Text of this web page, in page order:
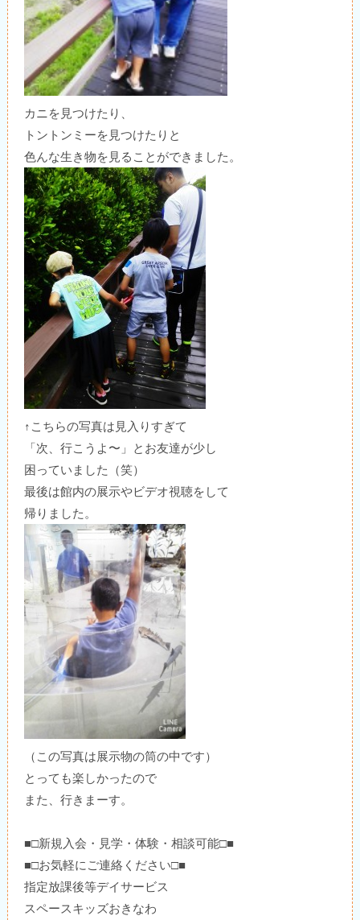
カニを見つけたり、
トントンミーを見つけたりと
色んな生き物を見ることができました。
↑こちらの写真は見入りすぎて
「次、行こうよ〜」とお友達が少し
困っていました（笑）
最後は館内の展示やビデオ視聴をして
帰りました。
（この写真は展示物の筒の中です）
とっても楽しかったので
また、行きまーす。
■□新規入会・見学・体験・相談可能□■
■□お気軽にご連絡ください□■
指定放課後等デイサービス
スペースキッズおきなわ